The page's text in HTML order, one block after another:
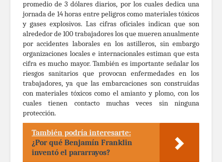
promedio de 3 dólares diarios, por los cuales dedica una
jornada de 14 horas entre peligros como materiales tóxicos
y gases explosivos. Las cifras oficiales indican que son
alrededor de 100 trabajadores los que mueren anualmente
por accidentes laborales en los astilleros, sin embargo
organizaciones locales e internacionales estiman que esta
cifra es mucho mayor. También es importante señalar los
riesgos sanitarios que provocan enfermedades en los
trabajadores, ya que las embarcaciones son construidas
con materiales tóxicos como el amianto y plomo, con los
cuales tienen contacto muchas veces sin ninguna
protección.
También podría interesarte:
¿Por qué Benjamín Franklin
inventó el pararrayos?